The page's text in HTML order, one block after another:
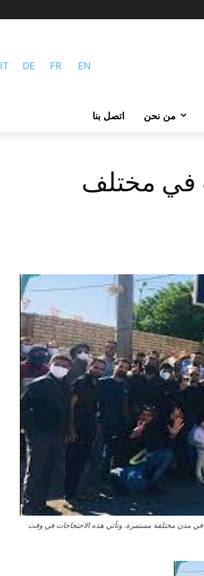
IT DE FR EN
من نحن اتصل بنا
في مختلف
في مدن مختلفة مستمرة. وتأتي هذه الاحتجاجات في وقت